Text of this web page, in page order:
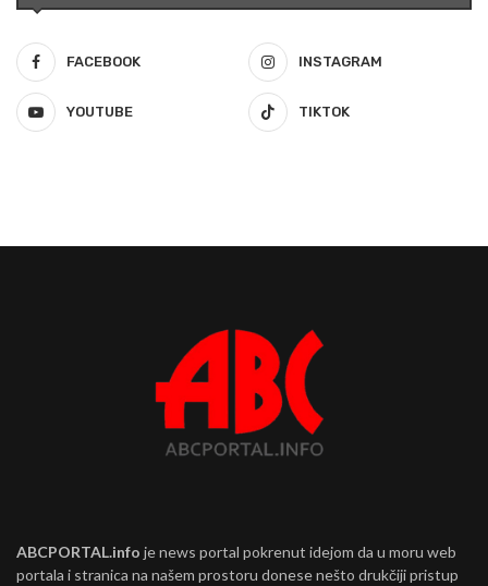
FACEBOOK INSTAGRAM
YOUTUBE TIKTOK
ABCPORTAL.info je news portal pokrenut idejom da u moru web
portala i stranica na našem prostoru donese nešto drukčiji pristup